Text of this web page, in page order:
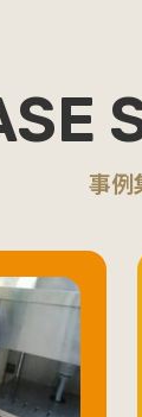
事例